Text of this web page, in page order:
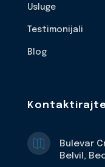
Usluge
Testimonijali
Blog

Bulevar
Belvil,